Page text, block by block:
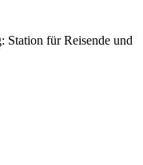
Station für Reisende und